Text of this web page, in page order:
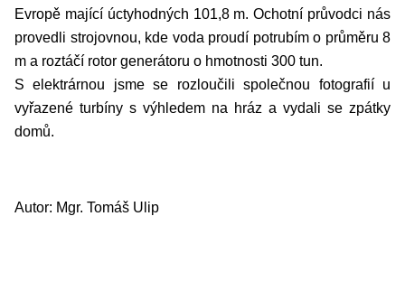
Evropě mající úctyhodných 101,8 m. Ochotní průvodci nás
provedli strojovnou, kde voda proudí potrubím o průměru 8
m a roztáčí rotor generátoru o hmotnosti 300 tun.
S elektrárnou jsme se rozloučili společnou fotografií u
vyřazené turbíny s výhledem na hráz a vydali se zpátky
domů.
Autor: Mgr. Tomáš Ulip